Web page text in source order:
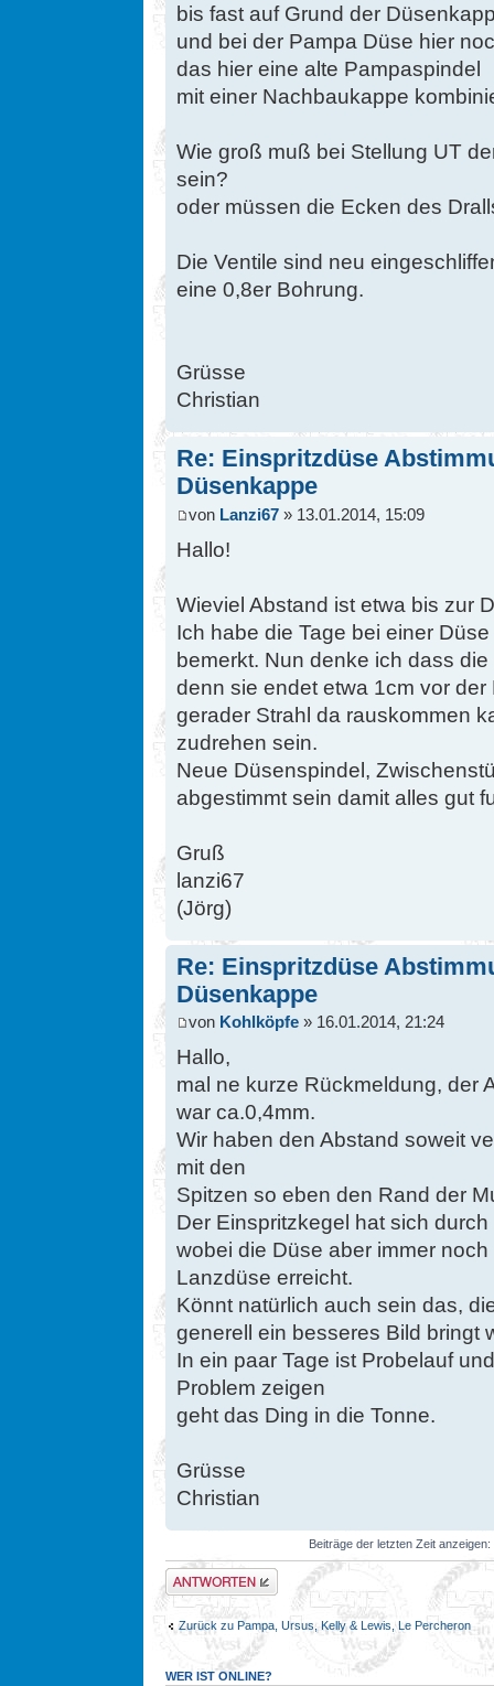
bis fast auf Grund der
und bei der Pampa Düse hier
das hier eine alte Pampaspindel
mit einer Nachbaukappe
Wie groß muß bei Stellung UT
sein?
oder müssen die Ecken des
Die Ventile sind neu
eine 0,8er Bohrung.
Grüsse
Christian
Re: Einspritzdüse
Düsenkappe
von Lanzi67 » 13.01.2014, 15:09
Hallo!
Wieviel Abstand ist etwa bis zur
Ich habe die Tage bei einer
bemerkt. Nun denke ich dass
denn sie endet etwa 1cm vor
gerader Strahl da rauskommen
zudrehen sein.
Neue Düsenspindel,
abgestimmt sein damit alles gut
Gruß
lanzi67
(Jörg)
Re: Einspritzdüse
Düsenkappe
von Kohlköpfe » 16.01.2014, 21:24
Hallo,
mal ne kurze Rückmeldung, der
war ca.0,4mm.
Wir haben den Abstand soweit
mit den
Spitzen so eben den Rand der
Der Einspritzkegel hat sich
wobei die Düse aber immer
Lanzdüse erreicht.
Könnt natürlich auch sein das,
generell ein besseres Bild bringt
In ein paar Tage ist Probelauf
Problem zeigen
geht das Ding in die Tonne.
Grüsse
Christian
Beiträge der letzten Zeit anzeigen:
Antwort erstellen
Zurück zu Pampa, Ursus, Kelly & Lewis, Le Percheron
WER IST ONLINE?